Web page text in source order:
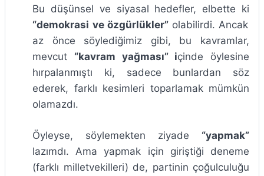
Bu düşünsel ve siyasal hedefler, elbette ki
“demokrasi ve özgürlükler” olabilirdi. Ancak
az önce söylediğimiz gibi, bu kavramlar,
mevcut “kavram yağması” içinde öylesine
hırpalanmıştı ki, sadece bunlardan söz
ederek, farklı kesimleri toparlamak mümkün
olamazdı.
Öyleyse, söylemekten ziyade “yapmak”
lazımdı. Ama yapmak için giriştiği deneme
(farklı milletvekilleri) de, partinin çoğulculuğu